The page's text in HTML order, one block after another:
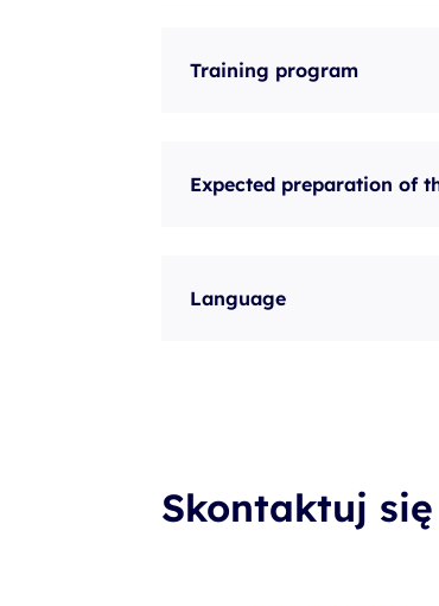
Training program
Expected preparation of
Language
Skontaktuj